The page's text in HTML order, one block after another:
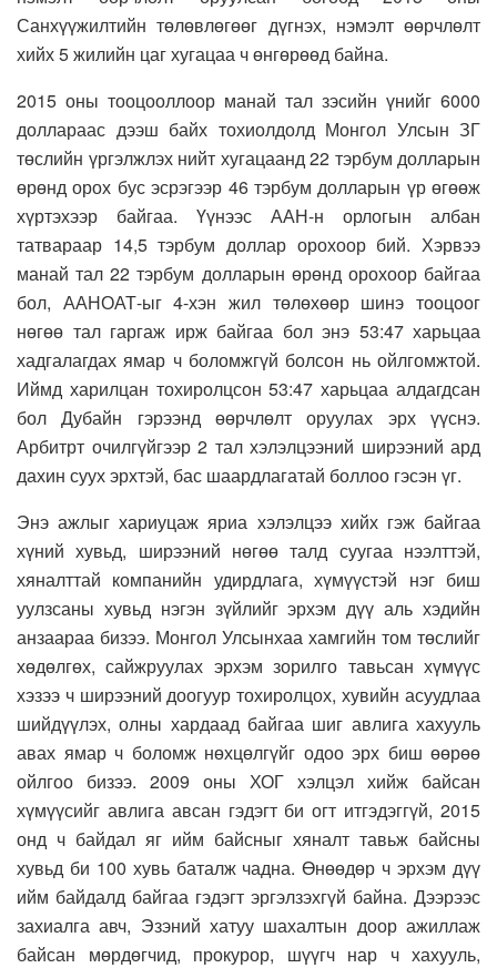
Санхүүжилтийн төлөвлөгөөг дүгнэх, нэмэлт өөрчлөлт
хийх 5 жилийн цаг хугацаа ч өнгөрөөд байна.
2015 оны тооцооллоор манай тал зэсийн үнийг 6000
доллараас дээш байх тохиолдолд Монгол Улсын ЗГ
төслийн үргэлжлэх нийт хугацаанд 22 тэрбум долларын
өрөнд орох бус эсрэгээр 46 тэрбум долларын үр өгөөж
хүртэхээр байгаа. Үүнээс ААН-н орлогын албан
татвараар 14,5 тэрбум доллар орохоор бий. Хэрвээ
манай тал 22 тэрбум долларын өрөнд орохоор байгаа
бол, ААНОАТ-ыг 4-хэн жил төлөхөөр шинэ тооцоог
нөгөө тал гаргаж ирж байгаа бол энэ 53:47 харьцаа
хадгалагдах ямар ч боломжгүй болсон нь ойлгомжтой.
Иймд харилцан тохиролцсон 53:47 харьцаа алдагдсан
бол Дубайн гэрээнд өөрчлөлт оруулах эрх үүснэ.
Арбитрт очилгүйгээр 2 тал хэлэлцээний ширээний ард
дахин суух эрхтэй, бас шаардлагатай боллоо гэсэн үг.
Энэ ажлыг хариуцаж яриа хэлэлцээ хийх гэж байгаа
хүний хувьд, ширээний нөгөө талд суугаа нээлттэй,
хяналттай компанийн удирдлага, хүмүүстэй нэг биш
уулзсаны хувьд нэгэн зүйлийг эрхэм дүү аль хэдийн
анзаараа бизээ. Монгол Улсынхаа хамгийн том төслийг
хөдөлгөх, сайжруулах эрхэм зорилго тавьсан хүмүүс
хэзээ ч ширээний доогуур тохиролцох, хувийн асуудлаа
шийдүүлэх, олны хардаад байгаа шиг авлига хахууль
авах ямар ч боломж нөхцөлгүйг одоо эрх биш өөрөө
ойлгоо бизээ. 2009 оны ХОГ хэлцэл хийж байсан
хүмүүсийг авлига авсан гэдэгт би огт итгэдэггүй, 2015
онд ч байдал яг ийм байсныг хяналт тавьж байсны
хувьд би 100 хувь баталж чадна. Өнөөдөр ч эрхэм дүү
ийм байдалд байгаа гэдэгт эргэлзэхгүй байна. Дээрээс
захиалга авч, Эзэний хатуу шахалтын доор ажиллаж
байсан мөрдөгчид, прокурор, шүүгч нар ч хахууль,